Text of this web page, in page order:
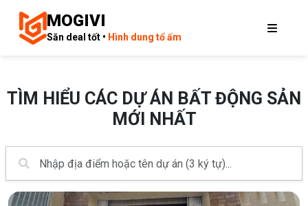
MOGIVI
Săn deal tốt • Hình dung tổ ấm
TÌM HIỂU CÁC DỰ ÁN BẤT ĐỘNG SẢN
MỚI NHẤT